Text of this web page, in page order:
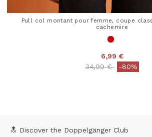
Pull col montant pour femme, coupe
cachemire
6,99 €
Price reduced from
34,99 €to-80%
🔝 Discover the Doppelgänger Club